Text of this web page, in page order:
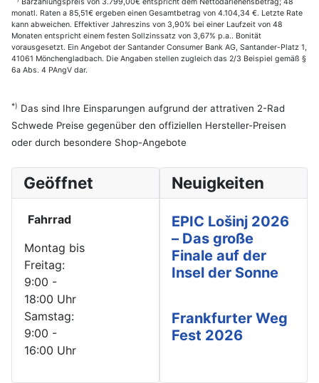
monatl. Raten a 85,51€ ergeben einen Gesamtbetrag von 4.104,34 €. Letzte Rate
kann abweichen. Effektiver Jahreszins von 3,90% bei einer Laufzeit von 48
Monaten entspricht einem festen Sollzinssatz von 3,67% p.a.. Bonität
vorausgesetzt. Ein Angebot der Santander Consumer Bank AG, Santander-Platz 1,
41061 Mönchengladbach. Die Angaben stellen zugleich das 2/3 Beispiel gemäß §
6a Abs. 4 PAngV dar.
*) Das sind Ihre Einsparungen aufgrund der attrativen 2-Rad
Schwede Preise gegenüber den offiziellen Hersteller-Preisen
oder durch besondere Shop-Angebote
Geöffnet
Fahrrad
Montag bis
Freitag:
9:00 -
18:00 Uhr
Samstag:
9:00 -
16:00 Uhr
Neuigkeiten
EPIC Lošinj 2026
– Das große
Finale auf der
Insel der Sonne
Frankfurter Weg
Fest 2026